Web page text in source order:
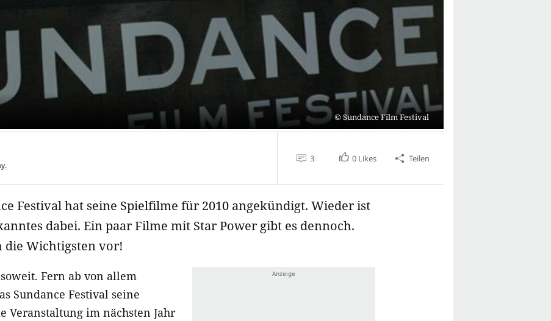
Sundance Film Festival
3 0 Likes Teilen
Festival hat seine Spielfilme für 2010 angekündigt. Wieder ist
dabei. Ein paar Filme mit Star Power gibt es dennoch.
die Wichtigsten vor!
Fern ab von allem
Sundance Festival seine
Veranstaltung im nächsten Jahr